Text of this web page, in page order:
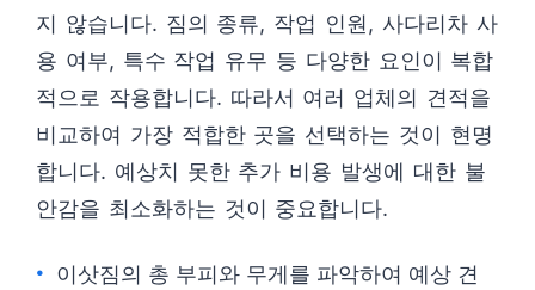
지 않습니다. 짐의 종류, 작업 인원, 사다리차 사
용 여부, 특수 작업 유무 등 다양한 요인이 복합
적으로 작용합니다. 따라서 여러 업체의 견적을
비교하여 가장 적합한 곳을 선택하는 것이 현명
합니다. 예상치 못한 추가 비용 발생에 대한 불
안감을 최소화하는 것이 중요합니다.
이삿짐의 총 부피와 무게를 파악하여 예상 견